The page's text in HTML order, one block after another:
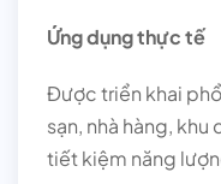
Ứng dụng thực tế
Được triển khai
sạn, nhà hàng,
tiết kiệm năng